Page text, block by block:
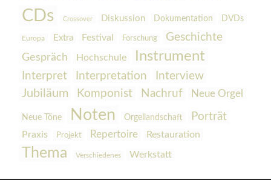
CDs Crossover Diskussion Dokumentation DVDs
Europa Extra Festival Forschung Geschichte
Gespräch Hochschule Instrument
Interpret Interpretation
Interview
Jubiläum
Komponist Nachruf Neue Orgel
Neue Töne Noten Orgellandschaft Porträt
Praxis Projekt Repertoire Restauration
Thema Verschiedenes Werkstatt